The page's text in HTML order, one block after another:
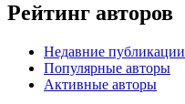
Рейтинг авторов
Недавние публикации
Популярные авторы
Активные авторы